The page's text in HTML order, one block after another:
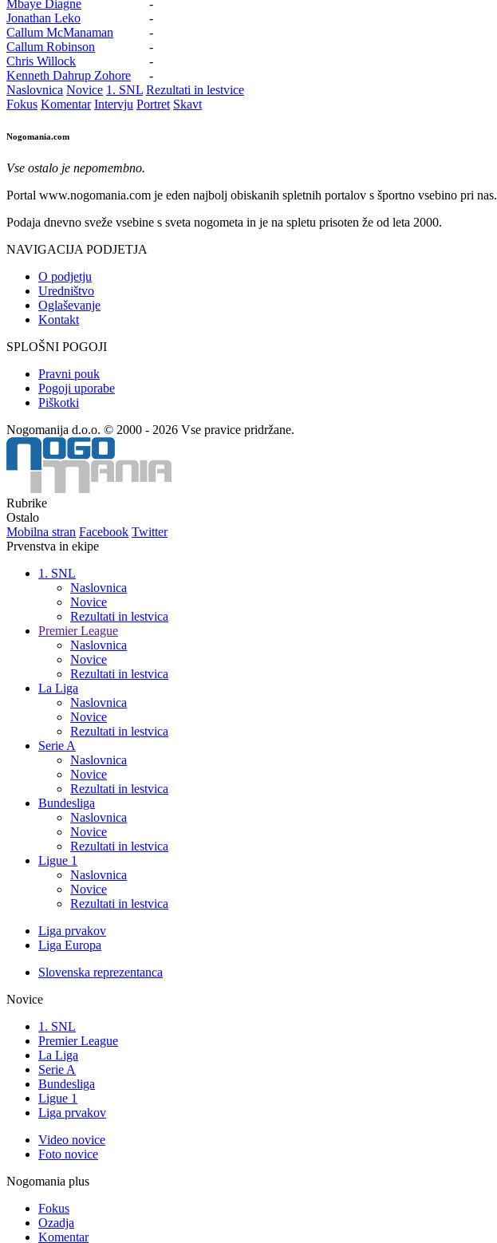
Mbaye Diagne
-
Jonathan Leko
-
Callum McManaman
-
Callum Robinson
-
Chris Willock
-
Kenneth Dahrup Zohore
-
Naslovnica Novice 1. SNL Rezultati in lestvice
Fokus Komentar Intervju Portret Skavt
Nogomania.com
Vse ostalo je nepomembno.
Portal www.nogomania.com je eden najbolj obiskanih spletnih portalov s športno vsebino pri nas.
Podaja dnevno sveže vsebine s sveta nogometa in je na spletu prisoten že od leta 2000.
NAVIGACIJA PODJETJA
O podjetju
Uredništvo
Oglaševanje
Kontakt
SPLOŠNI POGOJI
Pravni pouk
Pogoji uporabe
Piškotki
Nogomanija d.o.o. © 2000 - 2026 Vse pravice pridržane.
Rubrike
Ostalo
Mobilna stran Facebook Twitter
Prvenstva in ekipe
1. SNL
Naslovnica
Novice
Rezultati in lestvica
Premier League
Naslovnica
Novice
Rezultati in lestvica
La Liga
Naslovnica
Novice
Rezultati in lestvica
Serie A
Naslovnica
Novice
Rezultati in lestvica
Bundesliga
Naslovnica
Novice
Rezultati in lestvica
Ligue 1
Naslovnica
Novice
Rezultati in lestvica
Liga prvakov
Liga Europa
Slovenska reprezentanca
Novice
1. SNL
Premier League
La Liga
Serie A
Bundesliga
Ligue 1
Liga prvakov
Video novice
Foto novice
Nogomania plus
Fokus
Ozadja
Komentar